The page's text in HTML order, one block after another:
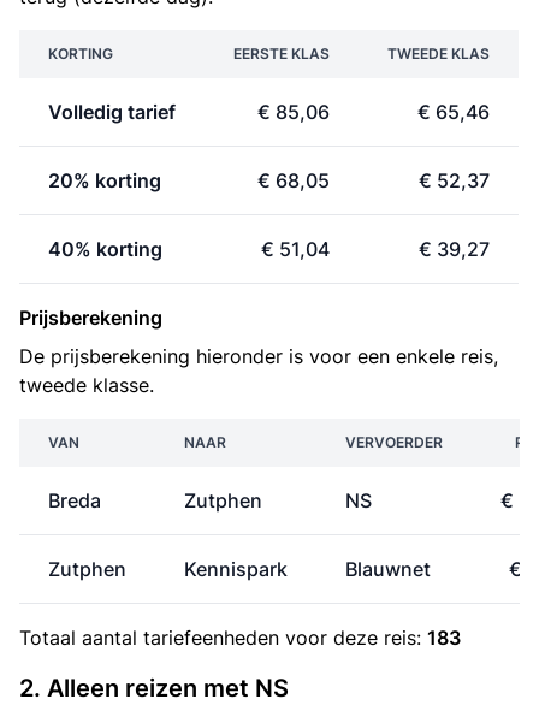
KORTING EERSTE KLAS TWEEDE KLAS
Volledig tarief € 85,06 € 65,46
20% korting € 68,05 € 52,37
40% korting € 51,04 € 39,27
Prijsberekening
De prijsberekening hieronder is voor een enkele reis,
tweede klasse.
VAN NAAR VERVOERDER
Breda Zutphen NS €
Zutphen Kennispark Blauwnet €
Totaal aantal tariefeenheden voor deze reis: 183
2. Alleen reizen met NS